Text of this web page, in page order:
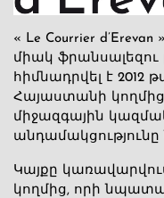
« Le Courrier
միակ ֆրանսալեզու
հիմնադրվել է 2012
Հայաստանի
միջազգային
Կայքը
կողմից, որի